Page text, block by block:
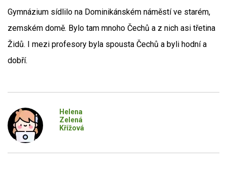
Gymnázium sídlilo na Dominikánském náměstí ve starém,
zemském domě. Bylo tam mnoho Čechů a z nich asi třetina
Židů. I mezi profesory byla spousta Čechů a byli hodní a
dobří.
Helena
Zelená
Křížová